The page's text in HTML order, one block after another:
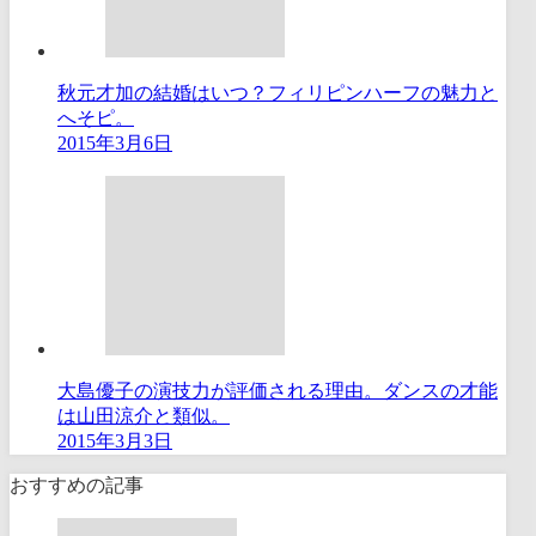
秋元才加の結婚はいつ？フィリピンハーフの魅力と
へそピ。
2015年3月6日
大島優子の演技力が評価される理由。ダンスの才能
は山田涼介と類似。
2015年3月3日
おすすめの記事